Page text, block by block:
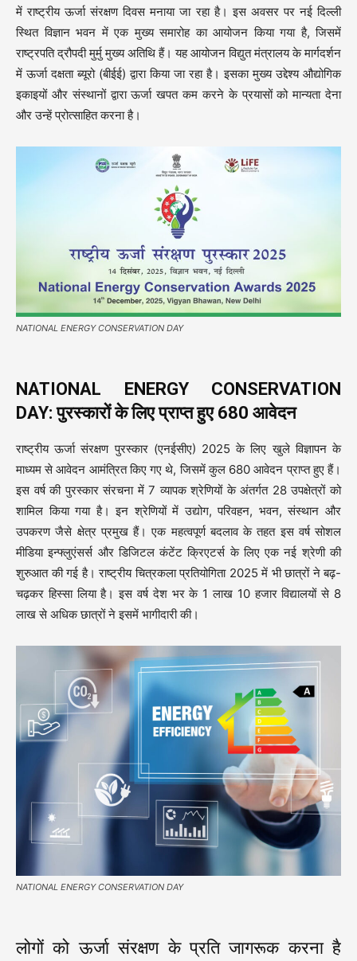
में राष्ट्रीय ऊर्जा संरक्षण दिवस मनाया जा रहा है। इस अवसर पर नई दिल्ली
स्थित विज्ञान भवन में एक मुख्य समारोह का आयोजन किया गया है, जिसमें
राष्ट्रपति द्रौपदी मुर्मु मुख्य अतिथि हैं। यह आयोजन विद्युत मंत्रालय के मार्गदर्शन
में ऊर्जा दक्षता ब्यूरो (बीईई) द्वारा किया जा रहा है। इसका मुख्य उद्देश्य औद्योगिक
इकाइयों और संस्थानों द्वारा ऊर्जा खपत कम करने के प्रयासों को मान्यता देना
और उन्हें प्रोत्साहित करना है।
NATIONAL ENERGY CONSERVATION DAY
NATIONAL ENERGY CONSERVATION
DAY: पुरस्कारों के लिए प्राप्त हुए 680 आवेदन
राष्ट्रीय ऊर्जा संरक्षण पुरस्कार (एनईसीए) 2025 के लिए खुले विज्ञापन के
माध्यम से आवेदन आमंत्रित किए गए थे, जिसमें कुल 680 आवेदन प्राप्त हुए हैं।
इस वर्ष की पुरस्कार संरचना में 7 व्यापक श्रेणियों के अंतर्गत 28 उपक्षेत्रों को
शामिल किया गया है। इन श्रेणियों में उद्योग, परिवहन, भवन, संस्थान और
उपकरण जैसे क्षेत्र प्रमुख हैं। एक महत्वपूर्ण बदलाव के तहत इस वर्ष सोशल
मीडिया इन्फ्लुएंसर्स और डिजिटल कंटेंट क्रिएटर्स के लिए एक नई श्रेणी की
शुरुआत की गई है। राष्ट्रीय चित्रकला प्रतियोगिता 2025 में भी छात्रों ने बढ़-
चढ़कर हिस्सा लिया है। इस वर्ष देश भर के 1 लाख 10 हजार विद्यालयों से 8
लाख से अधिक छात्रों ने इसमें भागीदारी की।
NATIONAL ENERGY CONSERVATION DAY
लोगों को ऊर्जा संरक्षण के प्रति जागरूक करना है